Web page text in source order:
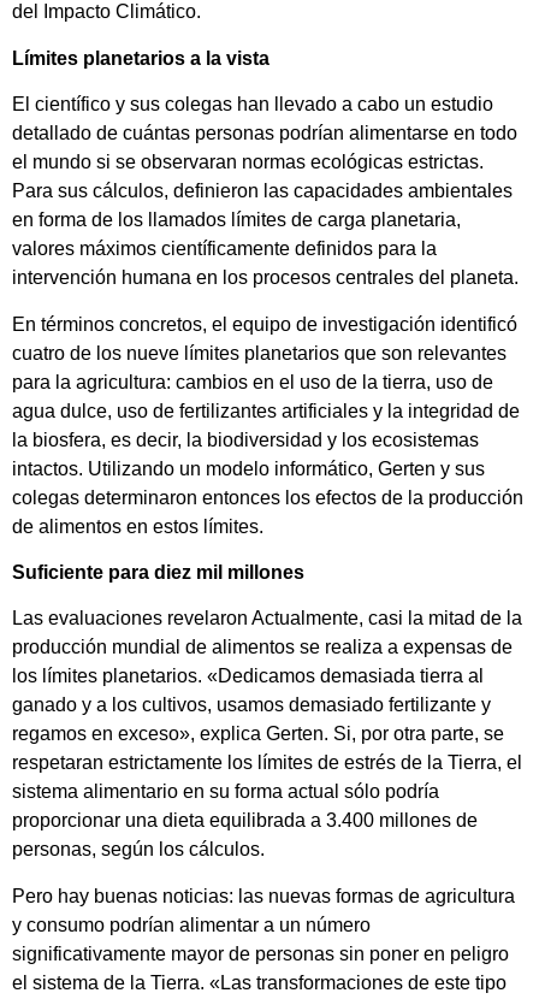
del Impacto Climático.
Límites planetarios a la vista
El científico y sus colegas han llevado a cabo un estudio
detallado de cuántas personas podrían alimentarse en todo
el mundo si se observaran normas ecológicas estrictas.
Para sus cálculos, definieron las capacidades ambientales
en forma de los llamados límites de carga planetaria,
valores máximos científicamente definidos para la
intervención humana en los procesos centrales del planeta.
En términos concretos, el equipo de investigación identificó
cuatro de los nueve límites planetarios que son relevantes
para la agricultura: cambios en el uso de la tierra, uso de
agua dulce, uso de fertilizantes artificiales y la integridad de
la biosfera, es decir, la biodiversidad y los ecosistemas
intactos. Utilizando un modelo informático, Gerten y sus
colegas determinaron entonces los efectos de la producción
de alimentos en estos límites.
Suficiente para diez mil millones
Las evaluaciones revelaron Actualmente, casi la mitad de la
producción mundial de alimentos se realiza a expensas de
los límites planetarios. «Dedicamos demasiada tierra al
ganado y a los cultivos, usamos demasiado fertilizante y
regamos en exceso», explica Gerten. Si, por otra parte, se
respetaran estrictamente los límites de estrés de la Tierra, el
sistema alimentario en su forma actual sólo podría
proporcionar una dieta equilibrada a 3.400 millones de
personas, según los cálculos.
Pero hay buenas noticias: las nuevas formas de agricultura
y consumo podrían alimentar a un número
significativamente mayor de personas sin poner en peligro
el sistema de la Tierra. «Las transformaciones de este tipo